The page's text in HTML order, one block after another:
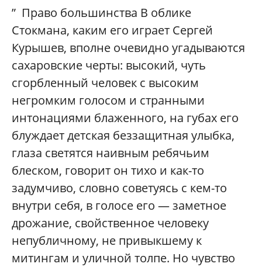
” Право большинства В облике
Стокмана, каким его играет Сергей
Курышев, вполне очевидно угадываются
сахаровские черты: высокий, чуть
сгорбленный человек с высоким
негромким голосом и странными
интонациями блаженного, на губах его
блуждает детская беззащитная улыбка,
глаза светятся наивным ребячьим
блеском, говорит он тихо и как-то
задумчиво, словно советуясь с кем-то
внутри себя, в голосе его — заметное
дрожание, свойственное человеку
непубличному, не привыкшему к
митингам и уличной толпе. Но чувство